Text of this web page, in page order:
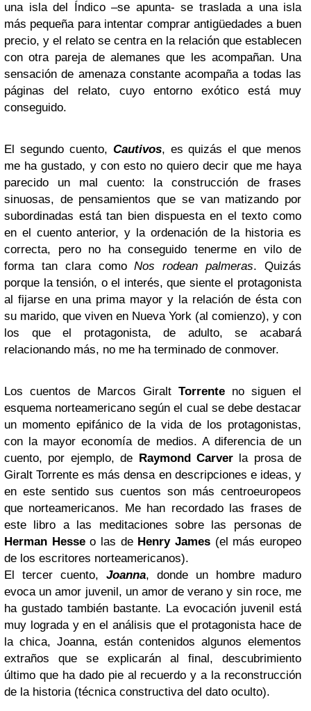
una isla del Índico –se apunta- se traslada a una isla
más pequeña para intentar comprar antigüedades a buen
precio, y el relato se centra en la relación que establecen
con otra pareja de alemanes que les acompañan. Una
sensación de amenaza constante acompaña a todas las
páginas del relato, cuyo entorno exótico está muy
conseguido.
El segundo cuento, Cautivos, es quizás el que menos
me ha gustado, y con esto no quiero decir que me haya
parecido un mal cuento: la construcción de frases
sinuosas, de pensamientos que se van matizando por
subordinadas está tan bien dispuesta en el texto como
en el cuento anterior, y la ordenación de la historia es
correcta, pero no ha conseguido tenerme en vilo de
forma tan clara comoNos rodean palmeras. Quizás
porque la tensión, o el interés, que siente el protagonista
al fijarse en una prima mayor y la relación de ésta con
su marido, que viven en Nueva York (al comienzo), y con
los que el protagonista, de adulto, se acabará
relacionando más, no me ha terminado de conmover.
Los cuentos de Marcos Giralt Torrente no siguen el
esquema norteamericano según el cual se debe destacar
un momento epifánico de la vida de los protagonistas,
con la mayor economía de medios. A diferencia de un
cuento, por ejemplo, de Raymond Carverla prosa de
Giralt Torrente es más densa en descripciones e ideas, y
en este sentido sus cuentos son más centroeuropeos
que norteamericanos. Me han recordado las frases de
este libro a las meditaciones sobre las personas de
Herman Hesseo las de Henry James (el más europeo
de los escritores norteamericanos).
El tercer cuento, Joanna, donde un hombre maduro
evoca un amor juvenil, un amor de verano y sin roce, me
ha gustado también bastante. La evocación juvenil está
muy lograda y en el análisis que el protagonista hace de
la chica, Joanna, están contenidos algunos elementos
extraños que se explicarán al final, descubrimiento
último que ha dado pie al recuerdo y a la reconstrucción
de la historia (técnica constructiva del dato oculto).